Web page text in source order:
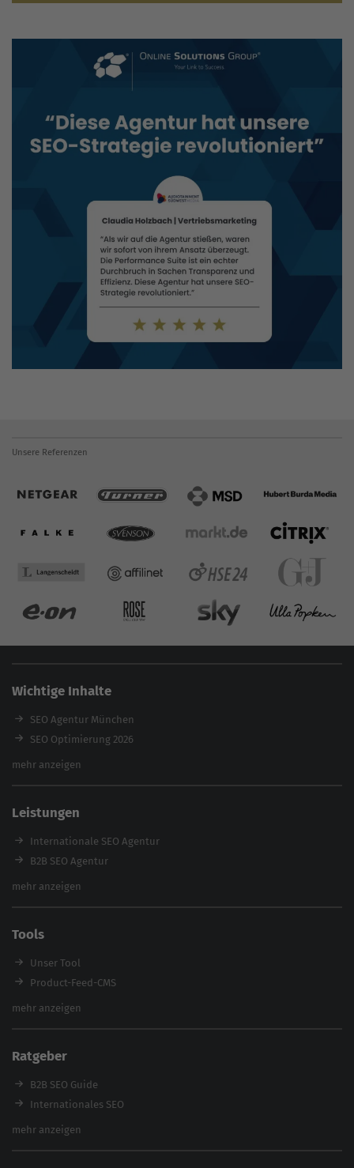
Unsere Referenzen
Wichtige Inhalte
SEO Agentur München
SEO Optimierung 2026
Backlink-Audit 2026
Referenzen
E-Books
Magazin
mehr anzeigen
Leistungen
Internationale SEO Agentur
B2B SEO Agentur
Inhouse SEO Agentur
Enterprise SEO Agentur
Workshops
mehr anzeigen
Tools
Unser Tool
Product-Feed-CMS
Website Analyse
Backlink-Check
Ladezeiten-Check
Brand Protection Tool
Website SEO Check
mehr anzeigen
Ratgeber
B2B SEO Guide
Internationales SEO
eCommerce SEO
mehr anzeigen